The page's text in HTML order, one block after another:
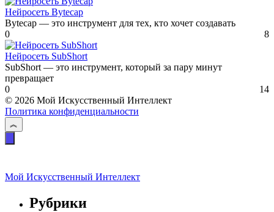
Нейросеть Bytecap
Bytecap — это инструмент для тех, кто хочет создавать
0
8
Нейросеть SubShort
SubShort — это инструмент, который за пару минут
превращает
0
14
© 2026 Мой Искусственный Интеллект
Политика конфиденциальности
Мой Искусственный Интеллект
Рубрики